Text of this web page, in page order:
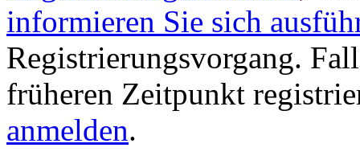
informieren Sie sich
Registrierungsvorgang.
früheren Zeitpunkt
anmelden.